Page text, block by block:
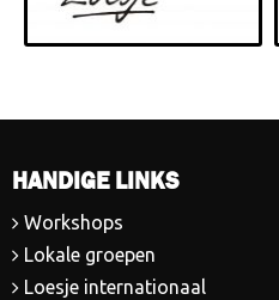
HANDIGE LINKS
Workshops
Lokale groepen
Loesje internationaal